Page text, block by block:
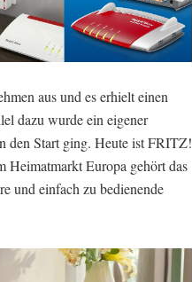
aus und es erhielt einen
dazu wurde ein eigener
den Start ging. Heute ist FRITZ!
Heimatmarkt Europa gehört das
und einfach zu bedienende